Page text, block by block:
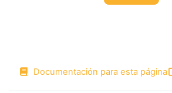
Documentación para esta página